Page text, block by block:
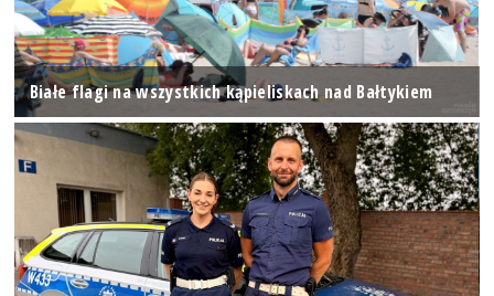
Białe flagi na wszystkich kąpieliskach nad Bałtykiem